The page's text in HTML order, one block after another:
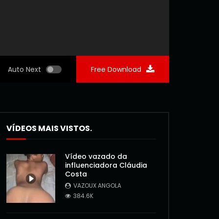
Auto Next Free Download
VÍDEOS MAIS VISTOS.
Vídeo vazado da
influenciadora Cláudia
Costa
VAZOUX ANGOLA
384.6K